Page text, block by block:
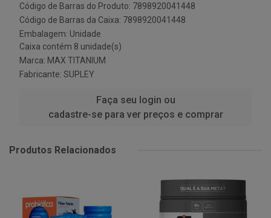
Código de Barras do Produto: 7898920041448
Código de Barras da Caixa: 7898920041448
Embalagem: Unidade
Caixa contém 8 unidade(s)
Marca: MAX TITANIUM
Fabricante: SUPLEY
Faça seu login ou
cadastre-se para ver preços e comprar
Produtos Relacionados